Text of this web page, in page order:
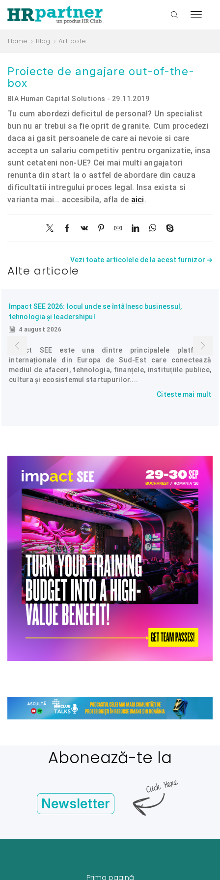
Home Blog Articole
​Proiecte de angajare out-of-the-
box
BIA Human Capital Solutions - 29.11.2019
Tu cum abordezi deficitul de personal? Un specialist
bun nu ar trebui sa fie oprit de granite. Cum procedezi
daca ai gasit persoanele de care ai nevoie si care
accepta un salariu competitiv pentru organizatie, insa
sunt cetateni non-UE? Cei mai multi angajatori
renunta din start la o astfel de abordare din cauza
dificultatii intregului proces legal. Insa exista si
varianta mai… accesibila, afla de aici.
Vezi toate articolele de la acest furnizor ➔
Alte articole
Impact SEE 2026: locul unde se întâlnesc businessul,
tehnologia și leadershipul
4 august 2026
Impact SEE este una dintre principalele platforme
internaționale din Europa de Sud-Est care conectează
mediul de afaceri, tehnologia, finanțele, instituțiile publice,
cultura și ecosistemul startupurilor....
Citeste mai mult
Abonează-te la
Newsletter
Prima pagină